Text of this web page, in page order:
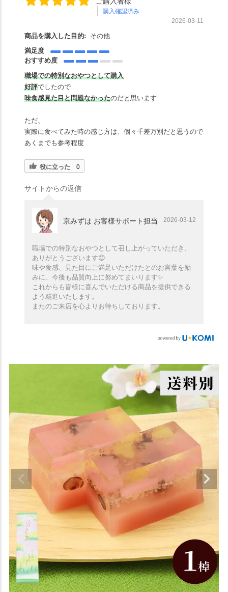
購入確認済み
2026-03-11
商品を購入した目的:
その他
満足度
おすすめ度
職場での特別なおやつとして購入
好評でしたので
味食感見た目と問題なかったのだと思います
ただ、
実際に食べてみた時の感じ方は、個々千差万別だと思うので
あくまでも参考程度
役に立った 0
サイトからの返信
京みずは お客様サポート担当 2026-03-12
職場での特別なおやつとして召し上がっていただき、
ありがとうございます😊
味や食感、見た目にご満足いただけたとのお言葉を励
みに、今後も品質向上に努めてまいります✨️
これからも皆様に喜んでいただける商品を提供できる
よう精進いたします。
またのご来店を心よりお待ちしております。